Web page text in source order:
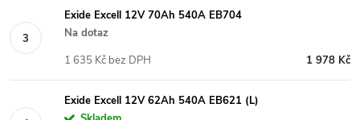
Exide Excell 12V 70Ah 540A EB704
Na dotaz
1 978 Kč
1 635 Kč bez DPH
Exide Excell 12V 62Ah 540A EB621 (L)